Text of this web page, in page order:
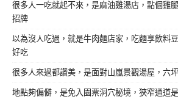
很多人一吃就起不來，是麻油雞湯店，點個雞
招牌
以為沒人吃過，就是牛肉麵店家，吃麵享飲料
好吃
很多人來過都讚美，是面對山嵐景觀湯屋，六
地點夠偏僻，是免入園票洞穴秘境，狹窄通道